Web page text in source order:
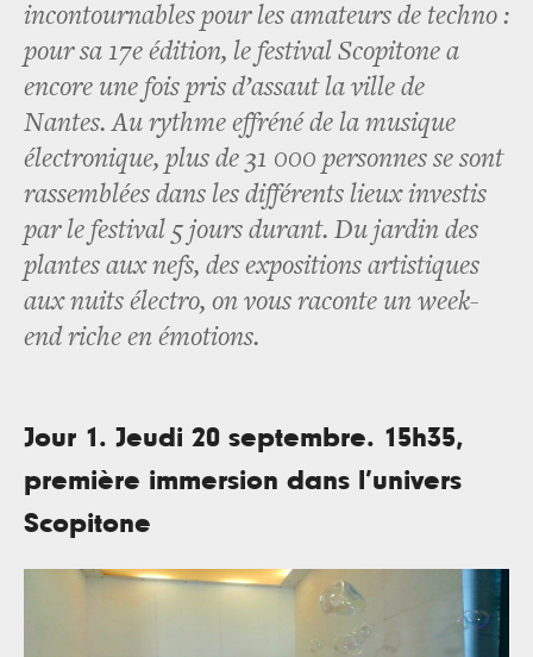
incontournables pour les amateurs de techno :
pour sa 17e édition, le festival Scopitone a
encore une fois pris d’assaut la ville de
Nantes. Au rythme effréné de la musique
électronique, plus de 31 000 personnes se sont
rassemblées dans les différents lieux investis
par le festival 5 jours durant. Du jardin des
plantes aux nefs, des expositions artistiques
aux nuits électro, on vous raconte un week-
end riche en émotions.
Jour 1. Jeudi 20 septembre. 15h35,
première immersion dans l’univers
Scopitone